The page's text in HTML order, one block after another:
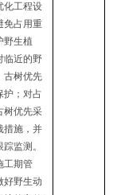
化工程设
免占用重
野生植
临近的野
古树优先
护；对占
树优先采
措施，并
踪监测。
工期管
好野生动